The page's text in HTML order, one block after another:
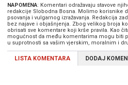
NAPOMENA: Komentari odražavaju stavove
redakcije Slobodna Bosna. Molimo korisnike
psovanja i vulgarnog izražavanja. Redakcija
bez najave i objašnjenja. Zbog velikog broja
obrisati sve komentare koji krše pravila. Kao
mogućnost da među komentarima mogu biti
u suprotnosti sa vašim vjerskim, moralnim i
LISTA KOMENTARA DODAJ